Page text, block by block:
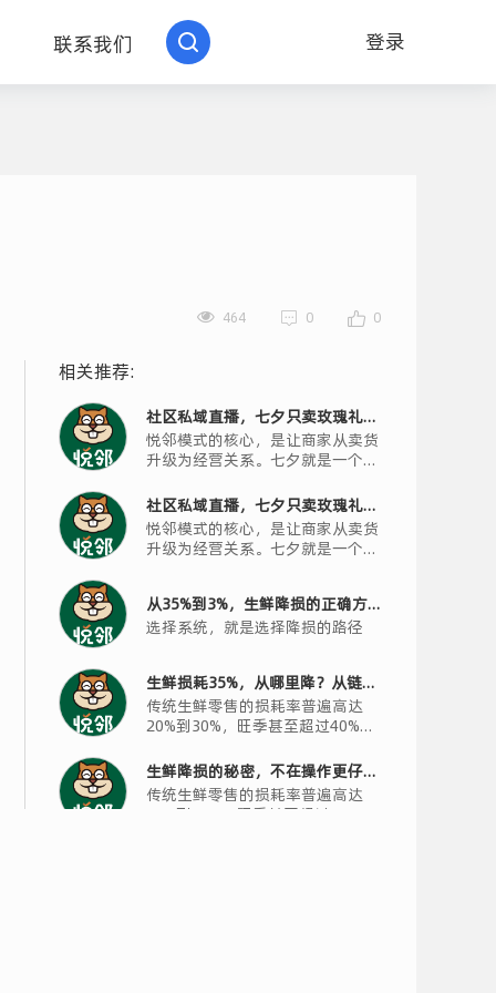
联系我们 登录
464 0 0
相关推荐:
社区私域直播，七夕只卖玫瑰礼
盒？你错过了银发客群最大的机会
悦邻模式的核心，是让商家从卖货
升级为经营关系。七夕就是一个绝
时光见证、长情有礼的主题活动，
用婚龄享折扣来撬动银发客群的参
与热情。
社区私域直播，七夕只卖玫瑰礼
盒？你错过了银发客群最大的机会
悦邻模式的核心，是让商家从卖货
升级为经营关系。七夕就是一个绝
用婚龄享折扣来撬动银发客群的参
与热情。
从35%到3%，生鲜降损的正确方向
在哪？
选择系统，就是选择降损的路径
生鲜损耗35%，从哪里降？从链路
结构上降
传统生鲜零售的损耗率普遍高达
20%到30%，旺季甚至超过40%。
生鲜降损的秘密，不在操作更仔
细，而在结构更聪明
传统生鲜零售的损耗率普遍高达
20%到30%，旺季甚至超过40%。